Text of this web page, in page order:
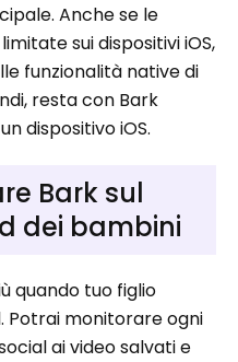
Anche se le
sui dispositivi iOS,
funzionalità native di
resta con Bark
dispositivo iOS.
Bark sul
dei bambini
quando tuo figlio
Potrai monitorare ogni
ai video salvati e